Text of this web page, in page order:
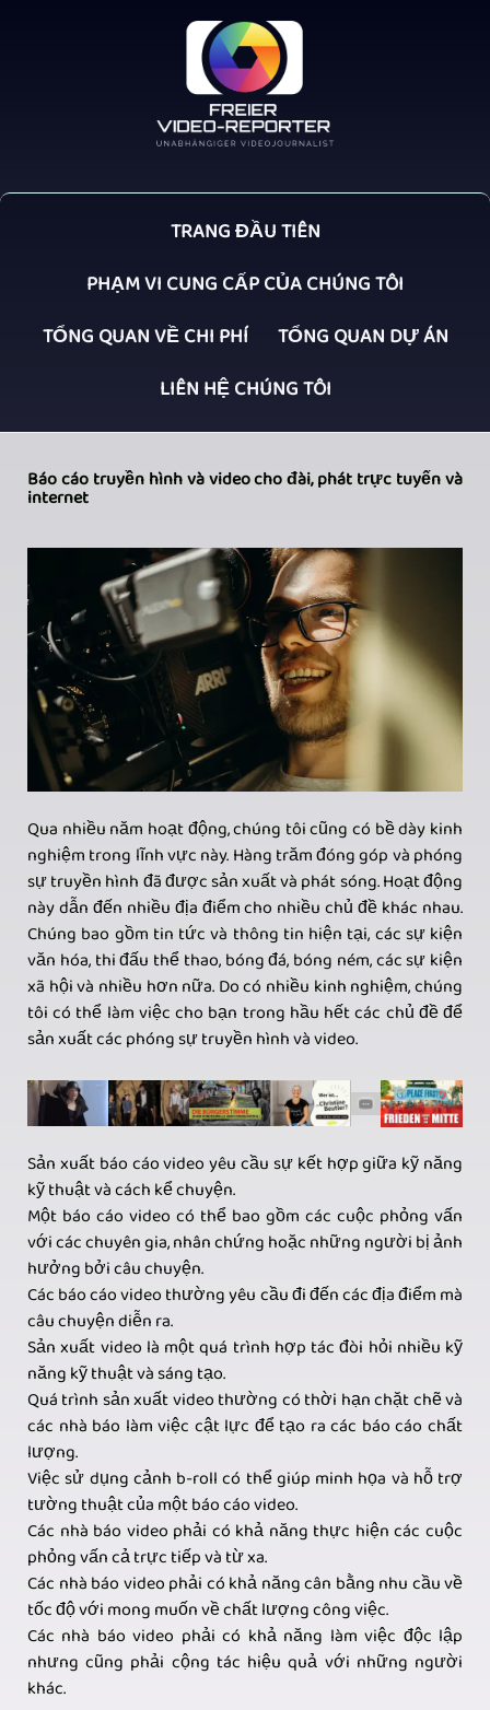
TRANG ĐẦU TIÊN
PHẠM VI CUNG CẤP CỦA CHÚNG TÔI
TỔNG QUAN VỀ CHI PHÍ
TỔNG QUAN DỰ ÁN
LIÊN HỆ CHÚNG TÔI
Báo cáo truyền hình và video cho đài, phát trực tuyến và
internet
Qua nhiều năm hoạt động, chúng tôi cũng có bề dày kinh
nghiệm trong lĩnh vực này. Hàng trăm đóng góp và phóng
sự truyền hình đã được sản xuất và phát sóng. Hoạt động
này dẫn đến nhiều địa điểm cho nhiều chủ đề khác nhau.
Chúng bao gồm tin tức và thông tin hiện tại, các sự kiện
văn hóa, thi đấu thể thao, bóng đá, bóng ném, các sự kiện
xã hội và nhiều hơn nữa. Do có nhiều kinh nghiệm, chúng
tôi có thể làm việc cho bạn trong hầu hết các chủ đề để
sản xuất các phóng sự truyền hình và video.
Sản xuất báo cáo video yêu cầu sự kết hợp giữa kỹ năng
kỹ thuật và cách kể chuyện.
Một báo cáo video có thể bao gồm các cuộc phỏng vấn
với các chuyên gia, nhân chứng hoặc những người bị ảnh
hưởng bởi câu chuyện.
Các báo cáo video thường yêu cầu đi đến các địa điểm mà
câu chuyện diễn ra.
Sản xuất video là một quá trình hợp tác đòi hỏi nhiều kỹ
năng kỹ thuật và sáng tạo.
Quá trình sản xuất video thường có thời hạn chặt chẽ và
các nhà báo làm việc cật lực để tạo ra các báo cáo chất
lượng.
Việc sử dụng cảnh b-roll có thể giúp minh họa và hỗ trợ
tường thuật của một báo cáo video.
Các nhà báo video phải có khả năng thực hiện các cuộc
phỏng vấn cả trực tiếp và từ xa.
Các nhà báo video phải có khả năng cân bằng nhu cầu về
tốc độ với mong muốn về chất lượng công việc.
Các nhà báo video phải có khả năng làm việc độc lập
nhưng cũng phải cộng tác hiệu quả với những người
khác.